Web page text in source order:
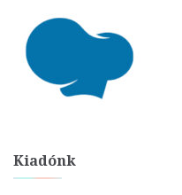
Kiadónk